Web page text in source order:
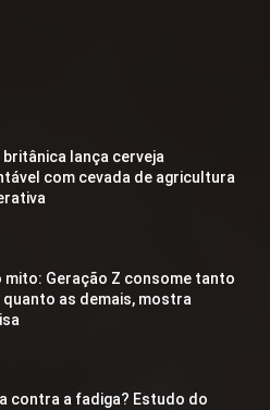
britânica lança cerveja
com cevada de agricultura
mito: Geração Z consome tanto
as demais, mostra
contra a fadiga? Estudo do